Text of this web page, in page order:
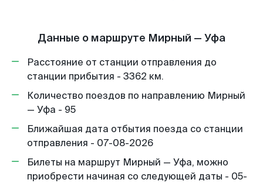
Данные о маршруте Мирный — Уфа
Расстояние от станции отправления до
станции прибытия - 3362 км.
Количество поездов по направлению Мирный
— Уфа - 95
Ближайшая дата отбытия поезда со станции
отправления - 07-08-2026
Билеты на маршрут Мирный — Уфа, можно
приобрести начиная со следующей даты - 05-